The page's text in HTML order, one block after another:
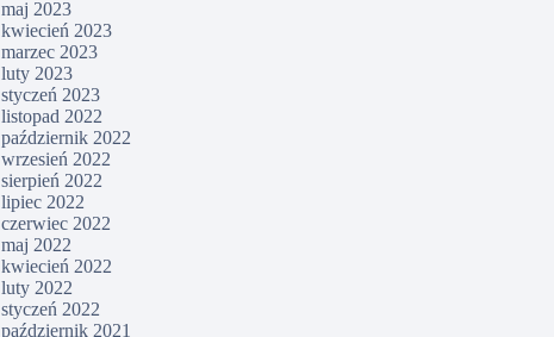
maj 2023
kwiecień 2023
marzec 2023
luty 2023
styczeń 2023
listopad 2022
październik 2022
wrzesień 2022
sierpień 2022
lipiec 2022
czerwiec 2022
maj 2022
kwiecień 2022
luty 2022
styczeń 2022
październik 2021